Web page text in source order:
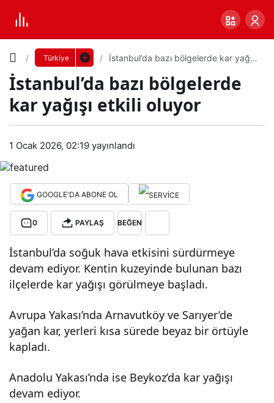
Türkiye
İstanbul’da bazı bölgelerde kar yağışı
İstanbul’da bazı bölgelerde
kar yağışı etkili oluyor
1 Ocak 2026, 02:19 yayınlandı
GOOGLE'DA ABONE OL
0 PAYLAŞ BEĞEN
İstanbul’da soğuk hava etkisini sürdürmeye
devam ediyor. Kentin kuzeyinde bulunan bazı
ilçelerde kar yağışı görülmeye başladı.
Avrupa Yakası’nda Arnavutköy ve Sarıyer’de
yağan kar, yerleri kısa sürede beyaz bir örtüyle
kapladı.
Anadolu Yakası’nda ise Beykoz’da kar yağışı
devam ediyor.
İsta
’da
bazı
eler
de
yağı
Yazı
Boyutunu
Küçük 100% Dev
Varsayılana
dön